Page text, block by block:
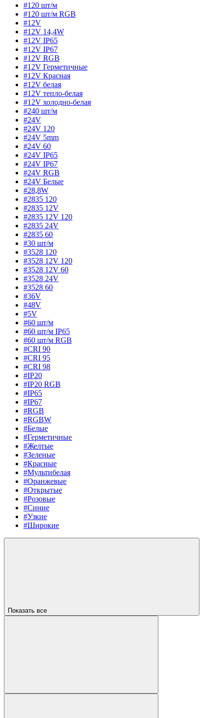
#120 шт/м
#120 шт/м RGB
#12V
#12V 14,4W
#12V IP65
#12V IP67
#12V RGB
#12V Герметичные
#12V Красная
#12V белая
#12V тепло-белая
#12V холодно-белая
#240 шт/м
#24V
#24V 120
#24V 5mm
#24V 60
#24V IP65
#24V IP67
#24V RGB
#24V Белые
#28,8W
#2835 120
#2835 12V
#2835 12V 120
#2835 24V
#2835 60
#30 шт/м
#3528 120
#3528 12V 120
#3528 12V 60
#3528 24V
#3528 60
#36V
#48V
#5V
#60 шт/м
#60 шт/м IP65
#60 шт/м RGB
#CRI 90
#CRI 95
#CRI 98
#IP20
#IP20 RGB
#IP65
#IP67
#RGB
#RGBW
#Белые
#Герметичные
#Желтые
#Зеленые
#Красные
#Мультибелая
#Оранжевые
#Открытые
#Розовые
#Синие
#Узкие
#Широкие
Показать все